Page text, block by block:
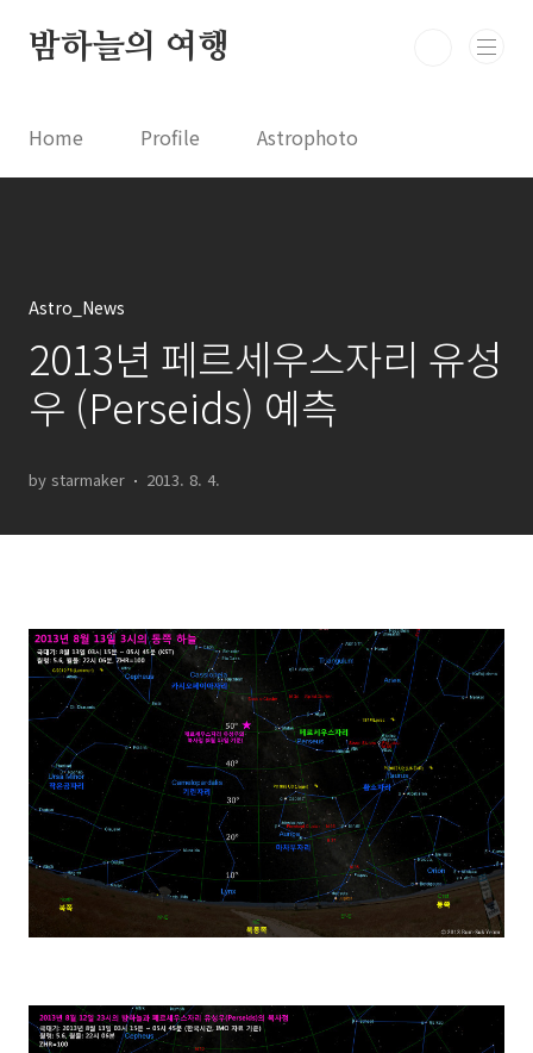
밤하늘의 여행
Home Profile Astrophoto
Astrophotography
Astro_News
2013년 페르세우스자리 유성
우 (Perseids) 예측
by starmaker 2013. 8. 4.